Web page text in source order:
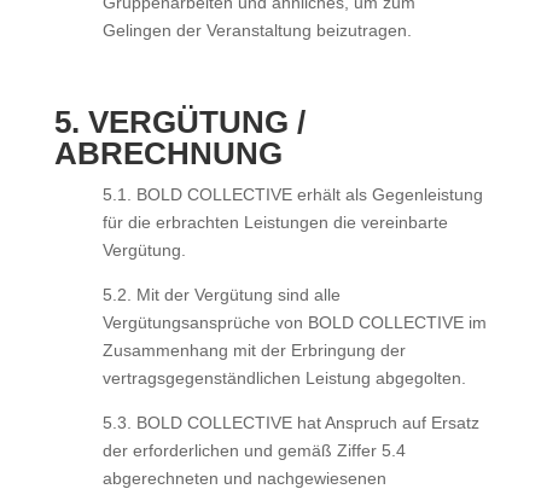
Gelingen der Veranstaltung beizutragen.
5. VERGÜTUNG /
ABRECHNUNG
5.1. BOLD COLLECTIVE erhält als Gegenleistung
für die erbrachten Leistungen die vereinbarte
Vergütung.
5.2. Mit der Vergütung sind alle
Vergütungsansprüche von BOLD COLLECTIVE im
Zusammenhang mit der Erbringung der
vertragsgegenständlichen Leistung abgegolten.
5.3. BOLD COLLECTIVE hat Anspruch auf Ersatz
der erforderlichen und gemäß Ziffer 5.4
abgerechneten und nachgewiesenen